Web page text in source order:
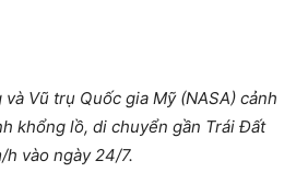
Vũ trụ Quốc gia Mỹ (NASA) cảnh
khổng lồ, di chuyển gần Trái Đất
vào ngày 24/7.